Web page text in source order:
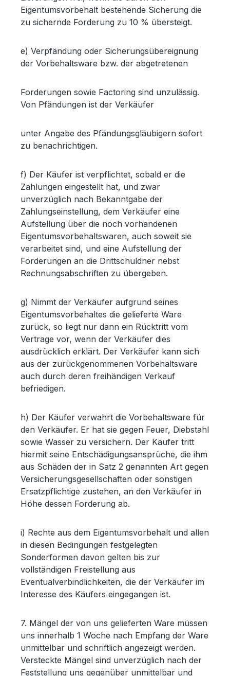
Eigentumsvorbehalt bestehende Sicherung die
zu sichernde Forderung zu 10 % übersteigt.
e) Verpfändung oder Sicherungsübereignung
der Vorbehaltsware bzw. der abgetretenen
Forderungen sowie Factoring sind unzulässig.
Von Pfändungen ist der Verkäufer
unter Angabe des Pfändungsgläubigern sofort
zu benachrichtigen.
f) Der Käufer ist verpflichtet, sobald er die
Zahlungen eingestellt hat, und zwar
unverzüglich nach Bekanntgabe der
Zahlungseinstellung, dem Verkäufer eine
Aufstellung über die noch vorhandenen
Eigentumsvorbehaltswaren, auch soweit sie
verarbeitet sind, und eine Aufstellung der
Forderungen an die Drittschuldner nebst
Rechnungsabschriften zu übergeben.
g) Nimmt der Verkäufer aufgrund seines
Eigentumsvorbehaltes die gelieferte Ware
zurück, so liegt nur dann ein Rücktritt vom
Vertrage vor, wenn der Verkäufer dies
ausdrücklich erklärt. Der Verkäufer kann sich
aus der zurückgenommenen Vorbehaltsware
auch durch deren freihändigen Verkauf
befriedigen.
h) Der Käufer verwahrt die Vorbehaltsware für
den Verkäufer. Er hat sie gegen Feuer, Diebstahl
sowie Wasser zu versichern. Der Käufer tritt
hiermit seine Entschädigungsansprüche, die ihm
aus Schäden der in Satz 2 genannten Art gegen
Versicherungsgesellschaften oder sonstigen
Ersatzpflichtige zustehen, an den Verkäufer in
Höhe dessen Forderung ab.
i) Rechte aus dem Eigentumsvorbehalt und allen
in diesen Bedingungen festgelegten
Sonderformen davon gelten bis zur
vollständigen Freistellung aus
Eventualverbindlichkeiten, die der Verkäufer im
Interesse des Käufers eingegangen ist.
7. Mängel der von uns gelieferten Ware müssen
uns innerhalb 1 Woche nach Empfang der Ware
unmittelbar und schriftlich angezeigt werden.
Versteckte Mängel sind unverzüglich nach der
Feststellung uns gegenüber unmittelbar und